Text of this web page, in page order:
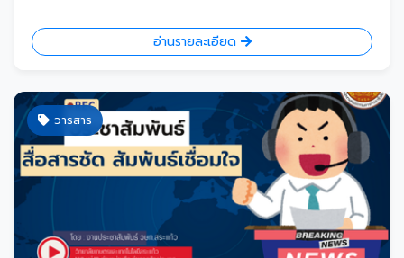
อ่านรายละเอียด
วารสาร